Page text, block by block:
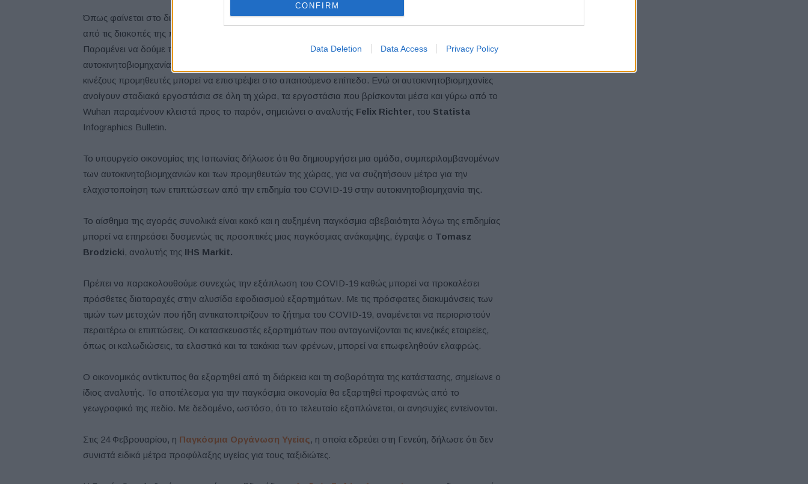
CONFIRM
Data Deletion Data Access Privacy Policy
Όπως φαίνεται στο διάγραμμα, η αυτοκινητοβιομηχανία των ΗΠΑ θεωρητικά κινδυνεύει περισσότερο
από τις διακοπές της παραγωγής, καθώς στηρίζεται σε εξαρτήματα που προέρχονται από την Κίνα.
Παραμένει να δούμε πόσο σημαντικός θα είναι ο αντίκτυπος της επιδημίας στην παγκόσμια
αυτοκινητοβιομηχανία, καθώς εξαρτάται από το πόσο γρήγορα η ροή των εξαρτημάτων από τους
κινέζους προμηθευτές μπορεί να επιστρέψει στο απαιτούμενο επίπεδο. Ενώ οι αυτοκινητοβιομηχανίες
ανοίγουν σταδιακά εργοστάσια σε όλη τη χώρα, τα εργοστάσια που βρίσκονται μέσα και γύρω από το
Wuhan παραμένουν κλειστά προς το παρόν, σημειώνει ο αναλυτής Felix Richter, του Statista
Infographics Bulletin.
Το υπουργείο οικονομίας της Ιαπωνίας δήλωσε ότι θα δημιουργήσει μια ομάδα, συμπεριλαμβανομένων
των αυτοκινητοβιομηχανιών και των προμηθευτών της χώρας, για να συζητήσουν μέτρα για την
ελαχιστοποίηση των επιπτώσεων από την επιδημία του COVID-19 στην αυτοκινητοβιομηχανία της.
Το αίσθημα της αγοράς συνολικά είναι κακό και η αυξημένη παγκόσμια αβεβαιότητα λόγω της επιδημίας
μπορεί να επηρεάσει δυσμενώς τις προοπτικές μιας παγκόσμιας ανάκαμψης, έγραψε ο Tomasz
Brodzicki, αναλυτής της IHS Markit.
Πρέπει να παρακολουθούμε συνεχώς την εξάπλωση του COVID-19 καθώς μπορεί να προκαλέσει
πρόσθετες διαταραχές στην αλυσίδα εφοδιασμού εξαρτημάτων. Με τις πρόσφατες διακυμάνσεις των
τιμών των μετοχών που ήδη αντικατοπτρίζουν το ζήτημα του COVID-19, αναμένεται να περιοριστούν
περαιτέρω οι επιπτώσεις. Οι κατασκευαστές εξαρτημάτων που ανταγωνίζονται τις κινεζικές εταιρείες,
όπως οι καλωδιώσεις, τα ελαστικά και τα τακάκια των φρένων, μπορεί να επωφεληθούν ελαφρώς.
Ο οικονομικός αντίκτυπος θα εξαρτηθεί από τη διάρκεια και τη σοβαρότητα της κατάστασης, σημείωνε ο
ίδιος αναλυτής. Το αποτέλεσμα για την παγκόσμια οικονομία θα εξαρτηθεί προφανώς από το
γεωγραφικό της πεδίο. Με δεδομένο, ωστόσο, ότι το τελευταίο εξαπλώνεται, οι ανησυχίες εντείνονται.
Στις 24 Φεβρουαρίου, η Παγκόσμια Οργάνωση Υγείας , η οποία εδρεύει στη Γενεύη, δήλωσε ότι δεν
συνιστά ειδικά μέτρα προφύλαξης υγείας για τους ταξιδιώτες.